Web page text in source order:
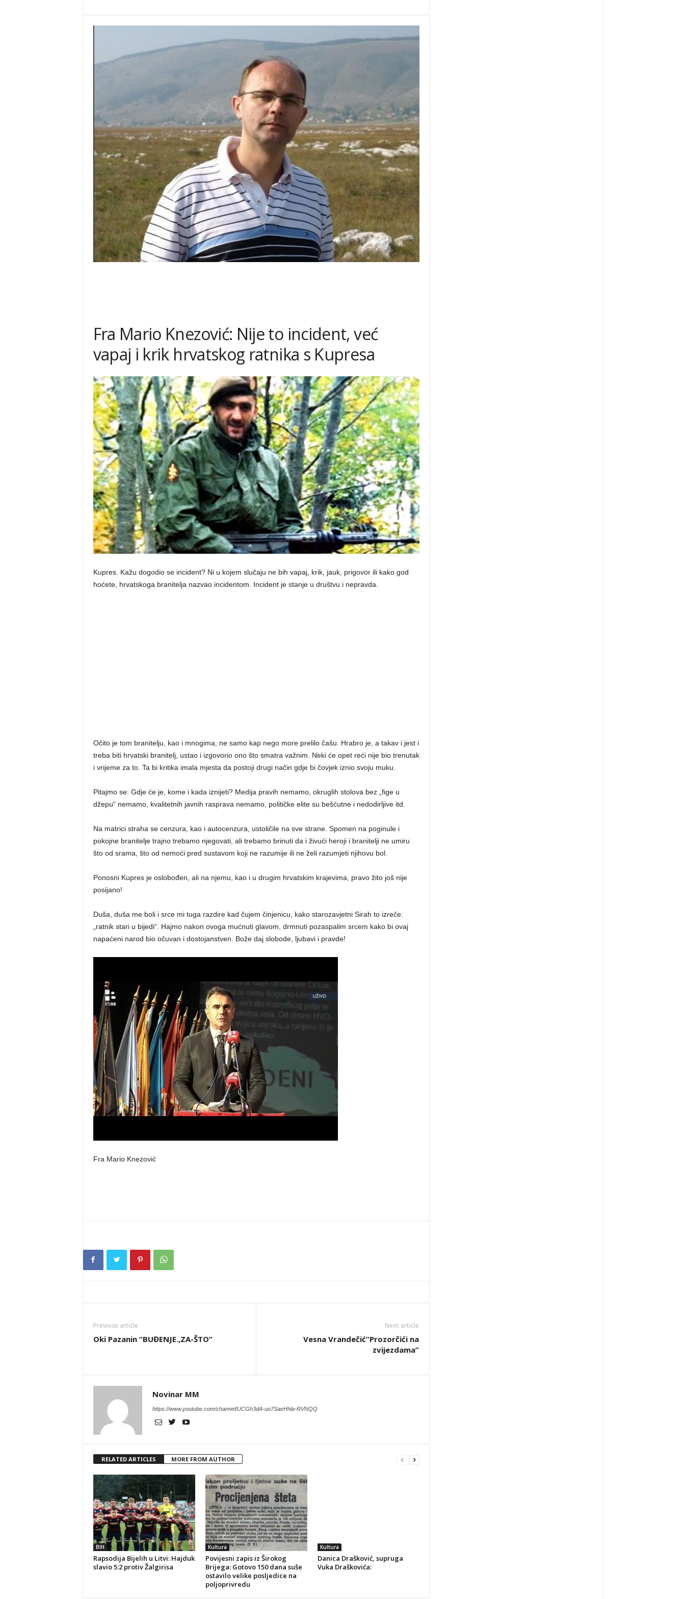
Fra Mario Knezović: Nije to incident, već
vapaj i krik hrvatskog ratnika s Kupresa
Kupres. Kažu dogodio se incident? Ni u kojem slučaju ne bih vapaj, krik, jauk, prigovor ili kako god
hoćete, hrvatskoga branitelja nazvao incidentom. Incident je stanje u društvu i nepravda.
Očito je tom branitelju, kao i mnogima, ne samo kap nego more prelilo čašu. Hrabro je, a takav i jest i
treba biti hrvatski branitelj, ustao i izgovorio ono što smatra važnim. Neki će opet reći nije bio trenutak
i vrijeme za to. Ta bi kritika imala mjesta da postoji drugi način gdje bi čovjek iznio svoju muku.
Pitajmo se: Gdje će je, kome i kada iznijeti? Medija pravih nemamo, okruglih stolova bez „fige u
džepu“ nemamo, kvalitetnih javnih rasprava nemamo, političke elite su bešćutne i nedodirljive itd.
Na matrici straha se cenzura, kao i autocenzura, ustoličile na sve strane. Spomen na poginule i
pokojne branitelje trajno trebamo njegovati, ali trebamo brinuti da i živući heroji i branitelji ne umiru
što od srama, što od nemoći pred sustavom koji ne razumije ili ne želi razumjeti njihovu bol.
Ponosni Kupres je oslobođen, ali na njemu, kao i u drugim hrvatskim krajevima, pravo žito još nije
posijano!
Duša, duša me boli i srce mi tuga razdire kad čujem činjenicu, kako starozavjetni Sirah to izreče:
„ratnik stari u bijedi“. Hajmo nakon ovoga mućnuti glavom, drmnuti pozaspalim srcem kako bi ovaj
napaćeni narod bio očuvan i dostojanstven. Bože daj slobode, ljubavi i pravde!
Fra Mario Knezović
Previous article
Oki Pazanin “BUĐENJE.,ZA-ŠTO”
Next article
Vesna Vrandečić”Prozorčići na
zvijezdama”
Novinar MM
https://www.youtube.com/channel/UCGh3dA-uo7SaeHhla-RVNQQ
RELATED ARTICLES MORE FROM AUTHOR
BIH
Rapsodija Bijelih u Litvi: Hajduk
slavio 5:2 protiv Žalgirisa
Kultura
Povijesni zapis iz Širokog
Brijega: Gotovo 150 dana suše
ostavilo velike posljedice na
poljoprivredu
Kultura
Danica Drašković, supruga
Vuka Draškovića: